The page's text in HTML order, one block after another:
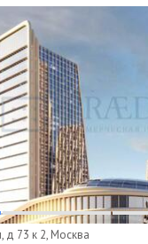
д 73 к 2, Москва